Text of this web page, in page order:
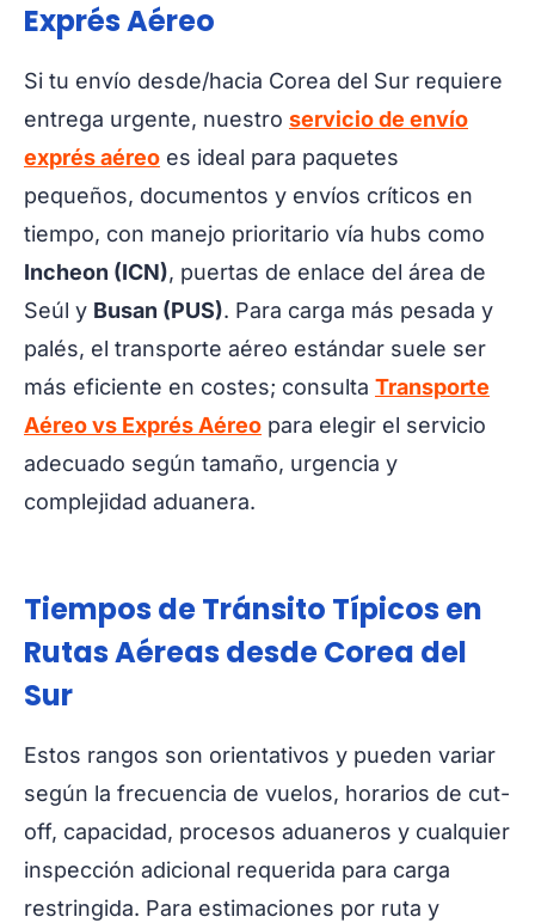
Exprés Aéreo
Si tu envío desde/hacia Corea del Sur requiere
entrega urgente, nuestro servicio de envío
exprés aéreo es ideal para paquetes
pequeños, documentos y envíos críticos en
tiempo, con manejo prioritario vía hubs como
Incheon (ICN), puertas de enlace del área de
Seúl y Busan (PUS). Para carga más pesada y
palés, el transporte aéreo estándar suele ser
más eficiente en costes; consulta Transporte
Aéreo vs Exprés Aéreo para elegir el servicio
adecuado según tamaño, urgencia y
complejidad aduanera.
Tiempos de Tránsito Típicos en
Rutas Aéreas desde Corea del
Sur
Estos rangos son orientativos y pueden variar
según la frecuencia de vuelos, horarios de cut-
off, capacidad, procesos aduaneros y cualquier
inspección adicional requerida para carga
restringida. Para estimaciones por ruta y